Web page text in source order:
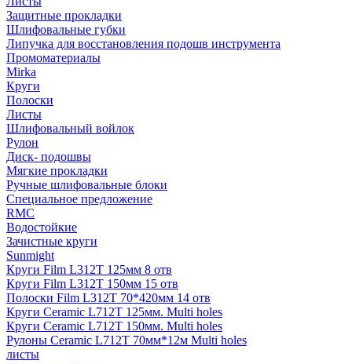
Защитные прокладки
Шлифовальные губки
Липучка для восстановления подошв инструмента
Промоматериалы
Mirka
Круги
Полоски
Листы
Шлифовальный войлок
Рулон
Диск- подошвы
Мягкие прокладки
Ручные шлифовальные блоки
Специальное предложение
RMC
Водостойкие
Зачистные круги
Sunmight
Круги Film L312T 125мм 8 отв
Круги Film L312T 150мм 15 отв
Полоски Film L312T 70*420мм 14 отв
Круги Ceramic L712T 125мм. Multi holes
Круги Ceramic L712T 150мм. Multi holes
Рулоны Ceramic L712T 70мм*12м Multi holes
листы